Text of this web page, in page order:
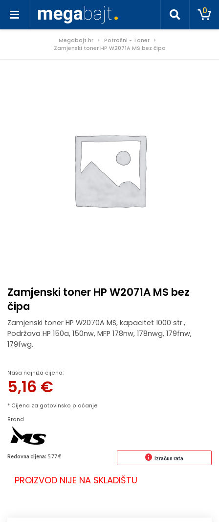
0
Megabajt.hr
Potrošni - Toner
Zamjenski toner HP W2071A MS bez čipa
Zamjenski toner HP W2071A MS bez
čipa
Zamjenski toner HP W2070A MS, kapacitet 1000 str.,
Podržava HP 150a, 150nw, MFP 178nw, 178nwg, 179fnw,
179fwg.
Naša najniža cijena:
5,16 €
* Cijena za gotovinsko plaćanje
Brand
Redovna cijena: 5.77 € Izračun rata
PROIZVOD NIJE NA SKLADIŠTU